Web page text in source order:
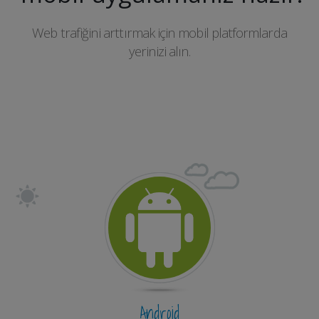
Web trafiğini arttırmak için mobil platformlarda
yerinizi alın.
Android